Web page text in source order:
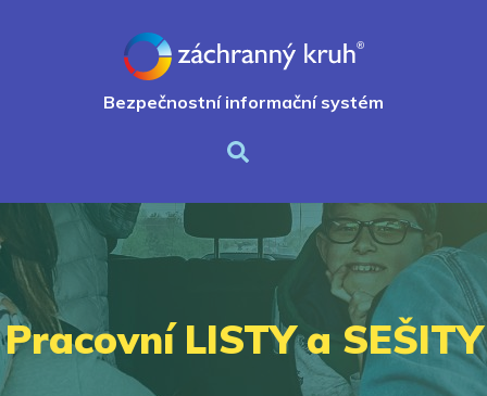
Bezpečnostní informační systém
Pracovní LISTY a SEŠITY